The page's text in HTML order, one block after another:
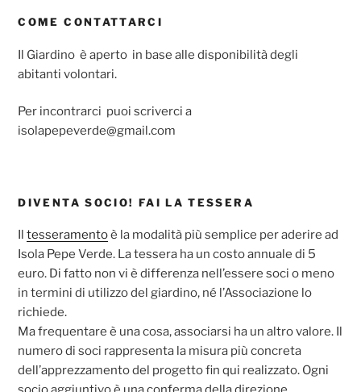
COME CONTATTARCI
Il Giardino è aperto in base alle disponibilità degli
abitanti volontari.
Per incontrarci puoi scriverci a
isolapepeverde@gmail.com
DIVENTA SOCIO! FAI LA TESSERA
Iltesseramentoè la modalità più semplice per aderire ad
Isola Pepe Verde. La tessera ha un costo annuale di 5
euro. Di fatto non vi è differenza nell’essere soci o meno
in termini di utilizzo del giardino, né l’Associazione lo
richiede.
Ma frequentare è una cosa, associarsi ha un altro valore. Il
numero di soci rappresenta la misura più concreta
dell’apprezzamento del progetto fin qui realizzato. Ogni